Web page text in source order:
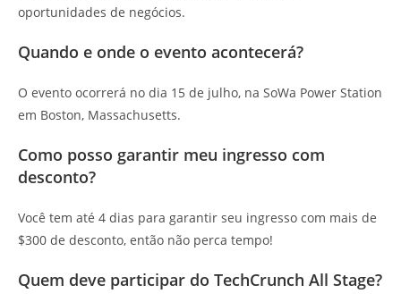
oportunidades de negócios.
Quando e onde o evento acontecerá?
O evento ocorrerá no dia 15 de julho, na SoWa Power Station
em Boston, Massachusetts.
Como posso garantir meu ingresso com
desconto?
Você tem até 4 dias para garantir seu ingresso com mais de
$300 de desconto, então não perca tempo!
Quem deve participar do TechCrunch All Stage?